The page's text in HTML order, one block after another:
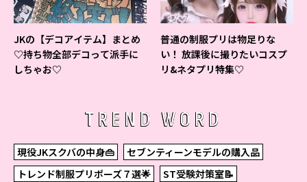
JKの【デコアイテム】まとめ
♡持ち物全部デコって派手に
しちゃお♡
普通の制服プリは物足りな
い！ 放課後に撮りたいコスプ
リ&ネタプリ特集♡
TREND WORD
現役JKスクバの中身👜
セブンティーンモデルの購入品
トレンド制服プリポーズ７選🌟
ST受験対策室📝